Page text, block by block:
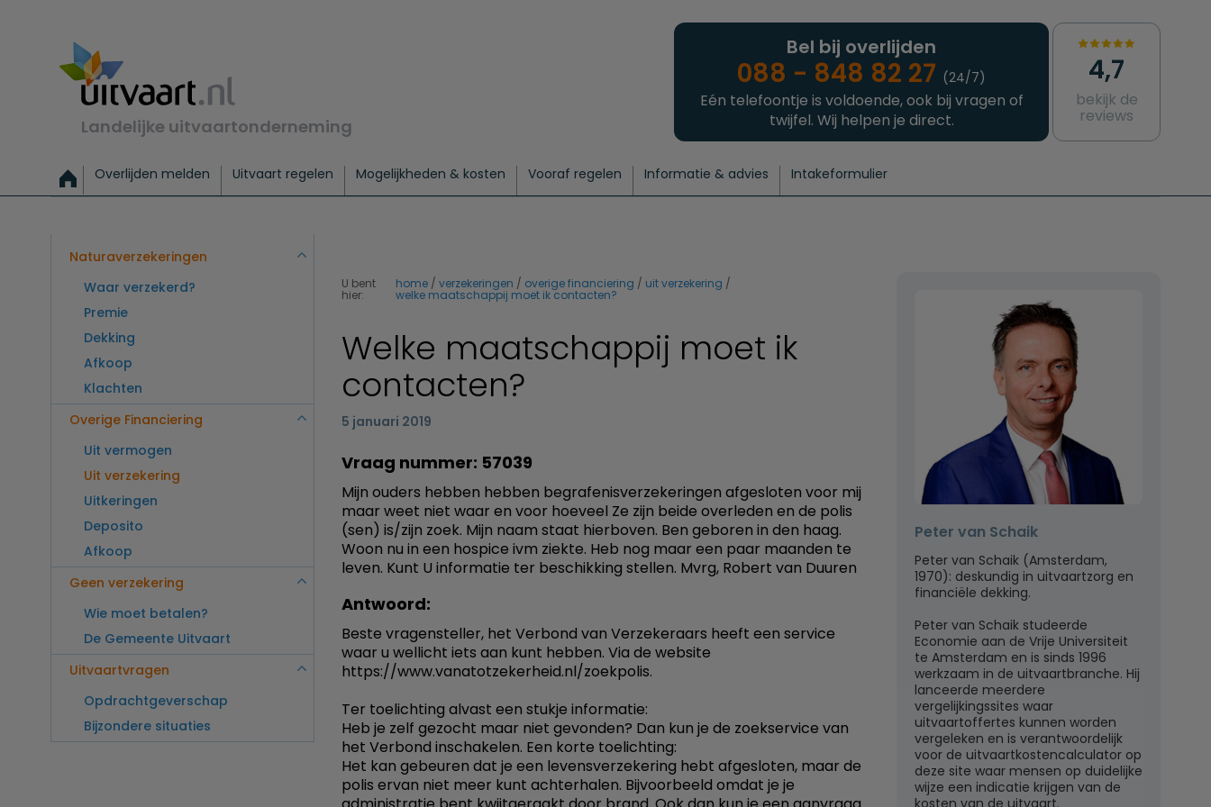
Landelijke uitvaartonderneming
Bel bij overlijden
088 - 848 82 27 (24/7)
Eén telefoontje is voldoende, ook bij vragen of
twijfel. Wij helpen je direct.
4,7
bekijk de
reviews
Overlijden melden Uitvaart regelen Mogelijkheden & kosten
Exclusieve uitvaart Begrafenis Basis
Vooraf regelen Informatie & advies Intakeformulier
Naturaverzekeringen
Waar verzekerd?
Premie
Dekking
Afkoop
Klachten
Overige Financiering
Uit vermogen
Uit verzekering
Uitkeringen
Deposito
Afkoop
Geen verzekering
Wie moet betalen?
De Gemeente Uitvaart
Uitvaartvragen
Opdrachtgeverschap
Bijzondere situaties
U bent
hier:
home verzekeringen overige financiering uit verzekering
welke maatschappij moet ik contacten?
Welke maatschappij moet ik
contacten?
5 januari 2019
Vraag nummer: 57039
Mijn ouders hebben hebben begrafenisverzekeringen afgesloten voor mij
maar weet niet waar en voor hoeveel Ze zijn beide overleden en de polis
(sen) is/zijn zoek. Mijn naam staat hierboven. Ben geboren in den haag.
Woon nu in een hospice ivm ziekte. Heb nog maar een paar maanden te
leven. Kunt U informatie ter beschikking stellen. Mvrg, Robert van Duuren
Antwoord:
Beste vragensteller, het Verbond van Verzekeraars heeft een service
waar u wellicht iets aan kunt hebben. Via de website
https://www.vanatotzekerheid.nl/zoekpolis.
Ter toelichting alvast een stukje informatie:
Heb je zelf gezocht maar niet gevonden? Dan kun je de zoekservice van
het Verbond inschakelen. Een korte toelichting:
Het kan gebeuren dat je een levensverzekering hebt afgesloten, maar de
polis ervan niet meer kunt achterhalen. Bijvoorbeeld omdat je je
Peter van Schaik
Peter van Schaik (Amsterdam,
1970): deskundig in uitvaartzorg en
financiële dekking.
Peter van Schaik studeerde
Economie aan de Vrije Universiteit
te Amsterdam en is sinds 1996
werkzaam in de uitvaartbranche. Hij
lanceerde meerdere
vergelijkingssites waar
uitvaartoffertes kunnen worden
vergeleken en is verantwoordelijk
voor de uitvaartkostencalculator op
deze site waar mensen op duidelijke
wijze een indicatie krijgen van de